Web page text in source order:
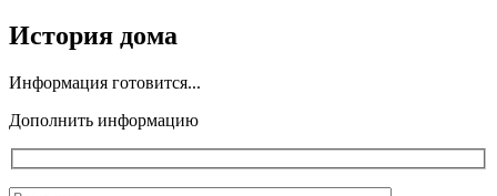
История дома
Информация готовится...
Дополнить информацию